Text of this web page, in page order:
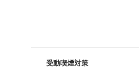
受動喫煙対策